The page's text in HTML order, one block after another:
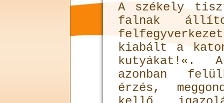
A székely
falnak
kiabált a
kutyákat!«.
azonban
érzés,